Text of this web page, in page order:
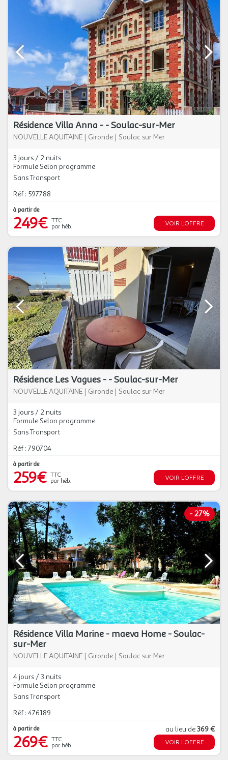
Résidence Villa Anna - - Soulac-sur-Mer
NOUVELLE AQUITAINE | Gironde | Soulac sur Mer
3 jours / 2 nuits
Formule Selon programme
Sans Transport
Réf : 597788
à partir de
249€ TTC
par héb.
VOIR L'OFFRE
Résidence Les Vagues - - Soulac-sur-Mer
NOUVELLE AQUITAINE | Gironde | Soulac sur Mer
3 jours / 2 nuits
Formule Selon programme
Sans Transport
Réf : 790704
à partir de
259€ TTC
par héb.
VOIR L'OFFRE
- 27%
Résidence Villa Marine - maeva Home - Soulac-
sur-Mer
NOUVELLE AQUITAINE | Gironde | Soulac sur Mer
4 jours / 3 nuits
Formule Selon programme
Sans Transport
Réf : 476189
à partir de
269€ TTC
par héb.
au lieu de369 €
VOIR L'OFFRE